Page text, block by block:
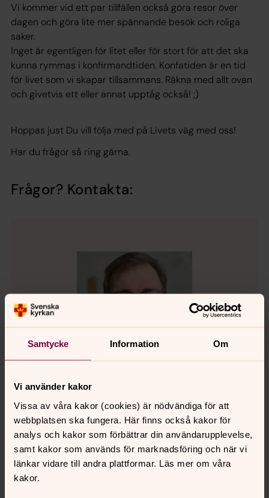
Samtycke Information Om
Vi använder kakor
Vissa av våra kakor (cookies) är nödvändiga för att
webbplatsen ska fungera. Här finns också kakor för
analys och kakor som förbättrar din användarupplevelse,
samt kakor som används för marknadsföring och när vi
länkar vidare till andra plattformar. Läs mer om våra
kakor.
Vi kommer vid ett par tillfällen också göra resor över
dagen och göra lite mer spännande besök och roliga
saker.
Inget är egentligen för litet eller för stort för att det ska
kunna rymmas i konfirmandtiden. Konfatiden är en tid
för livet som vi skapar tillsammans. Räkna med allt ovan
och givetvis ett eller annat upptåg också! ;)
Hoppas just Du vill följa med på Livets väg med oss!
Har du frågor så ring gärna.
Frågor? Kontakta:
Henrik Jonason
Kommininster, Lekeryds församling
Direkt: